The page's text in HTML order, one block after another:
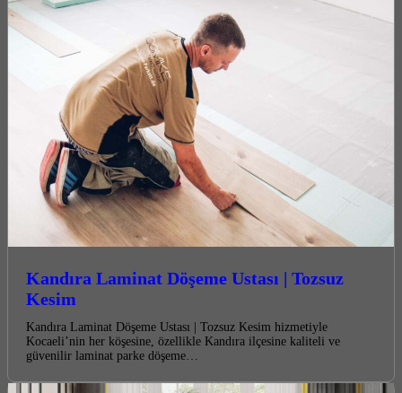
Kandıra Laminat Döşeme Ustası | Tozsuz
Kesim
Kandıra Laminat Döşeme Ustası | Tozsuz Kesim hizmetiyle
Kocaeli’nin her köşesine, özellikle Kandıra ilçesine kaliteli ve
güvenilir laminat parke döşeme…